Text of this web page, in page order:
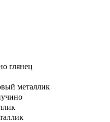
глянец
металлик